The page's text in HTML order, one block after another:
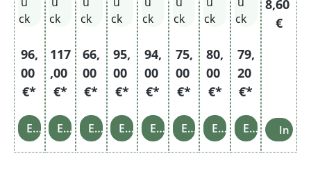
ck
96,
00
€*
Einzelheiten
ck
117
,00
€*
Einzelheiten
ck
66,
00
€*
Einzelheiten
Pac
Sta
nge
ck
95,
00
€*
Einzelheiten
k
Sta
ck
94,
00
€*
Einzelheiten
ck
75,
00
€*
Einzelheiten
ck
80,
00
€*
Einzelheiten
ck
79,
20
€*
Einzelheiten
8,60
€
In